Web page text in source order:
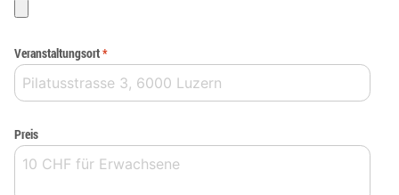
Veranstaltungsort*
Preis